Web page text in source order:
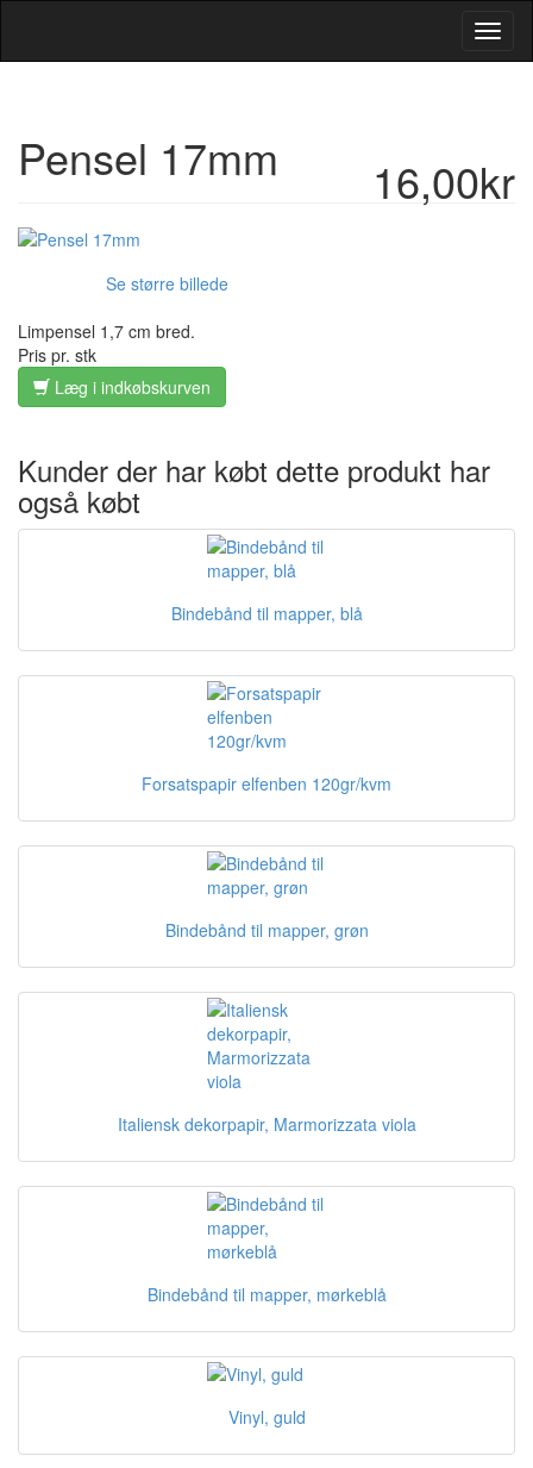
16,00kr
Pensel 17mm
Se større billede
Limpensel 1,7 cm bred.
Pris pr. stk
Læg i indkøbskurven
Kunder der har købt dette produkt har
også købt
Bindebånd til mapper, blå
Forsatspapir elfenben 120gr/kvm
Bindebånd til mapper, grøn
Italiensk dekorpapir, Marmorizzata viola
Bindebånd til mapper, mørkeblå
Vinyl, guld